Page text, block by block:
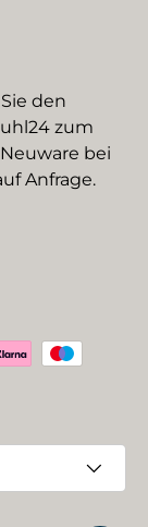
den
zum
bei
Anfrage.